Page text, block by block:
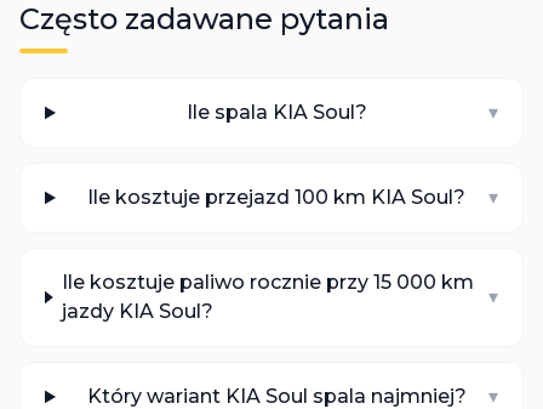
Często zadawane pytania
Ile spala KIA Soul? ▾
Ile kosztuje przejazd 100 km KIA Soul? ▾
Ile kosztuje paliwo rocznie przy 15 000 km
jazdy KIA Soul?
▾
Który wariant KIA Soul spala najmniej? ▾